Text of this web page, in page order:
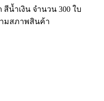
น้ำเงิน จำนวน 300 ใบ
ามสภาพสินค้า